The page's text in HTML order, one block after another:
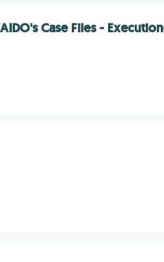
Case Files -